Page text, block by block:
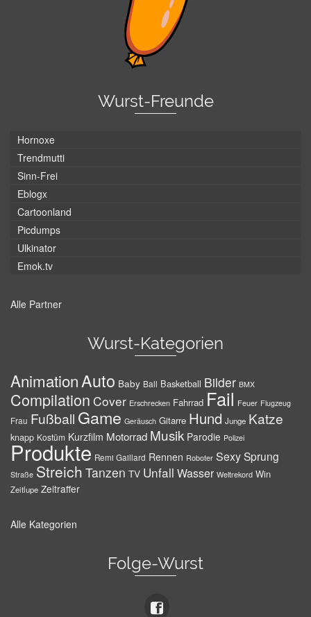
Wurst-Freunde
Hornoxe
Trendmutti
Sinn-Frei
Eblogx
Cartoonland
Picdumps
Ulkinator
Emok.tv
Alle Partner
Wurst-Kategorien
AnimationAuto Baby Ball Basketball Bilder BMX
Compilation Cover Erschrecken Fahrrad Fail Feuer Flugzeug
Frau Fußball Game Geräusch Gitarre Hund Junge Katze
knapp Kostüm Kurzfilm Motorrad Musik Parodie Polizei
Produkte Remi Gaillard Rennen Roboter SexySprung
Straße Streich Tanzen TV Unfall Wasser Weltrekord Win
Zeitlupe Zeitraffer
Alle Kategorien
Folge-Wurst